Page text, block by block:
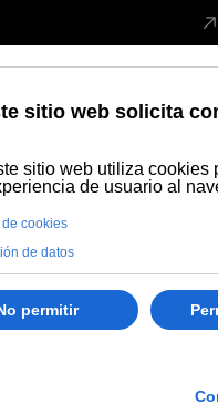
virtual
tareas